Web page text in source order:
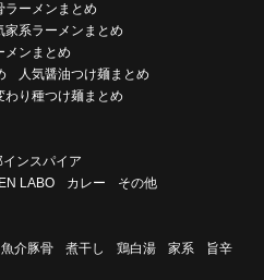
ラーメンまとめ
家系ラーメンまとめ
メンまとめ
人気醤油つけ麺まとめ
わり種つけ麺まとめ
インスパイア
LABO カレー その他
魚介豚骨 煮干し 鶏白湯 家系
旨辛